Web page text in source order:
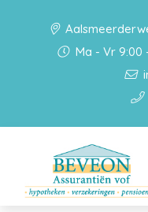
Ma - Vr 9:00